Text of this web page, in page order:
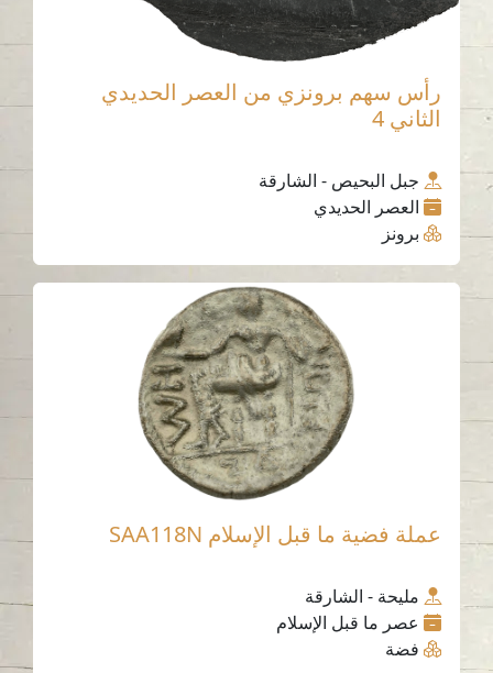
رأس سهم برونزي من العصر الحديدي
الثاني 4
جبل البحيص - الشارقة
العصر الحديدي
برونز
عملة فضية ما قبل الإسلام SAA118N
مليحة - الشارقة
عصر ما قبل الإسلام
فضة